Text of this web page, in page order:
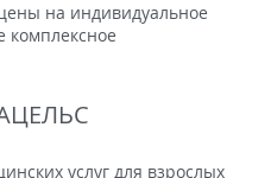
на индивидуальное
комплексное
услуг для взрослых